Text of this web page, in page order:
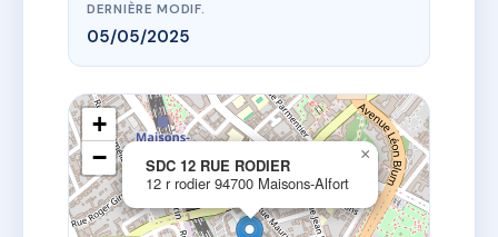
DERNIÈRE MODIF.
05/05/2025
SDC 12 RUE RODIER
12 r rodier 94700 Maisons-Alfort
×
+
−